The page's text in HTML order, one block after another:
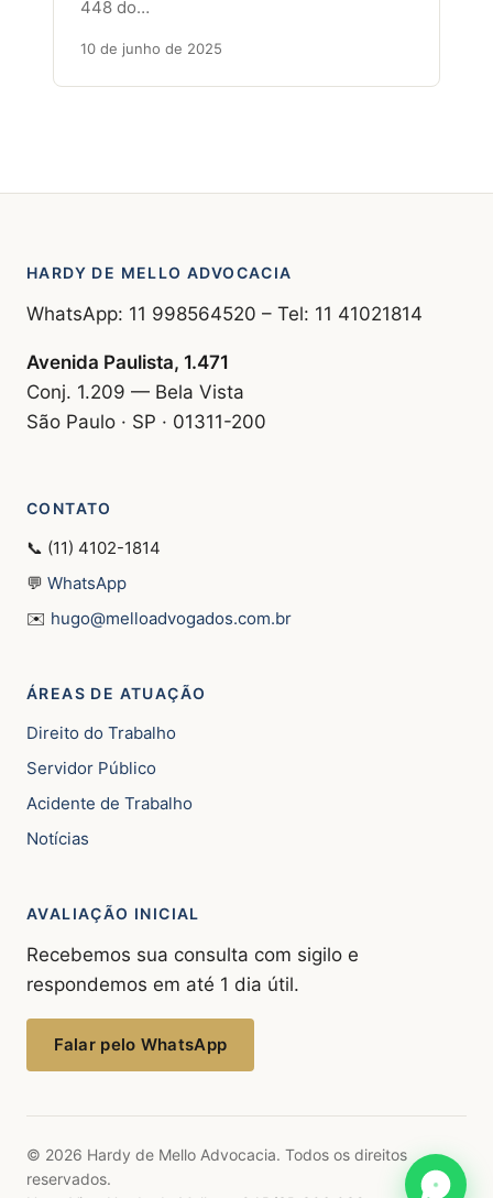
448 do…
10 de junho de 2025
HARDY DE MELLO ADVOCACIA
WhatsApp: 11 998564520 – Tel: 11 41021814
Avenida Paulista, 1.471
Conj. 1.209 — Bela Vista
São Paulo · SP · 01311-200
CONTATO
📞 (11) 4102-1814
💬 WhatsApp
✉️ hugo@melloadvogados.com.br
ÁREAS DE ATUAÇÃO
Direito do Trabalho
Servidor Público
Acidente de Trabalho
Notícias
AVALIAÇÃO INICIAL
Recebemos sua consulta com sigilo e
respondemos em até 1 dia útil.
Falar pelo WhatsApp
© 2026 Hardy de Mello Advocacia. Todos os direitos
reservados.